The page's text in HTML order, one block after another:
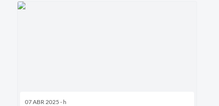
07 ABR 2025 - h